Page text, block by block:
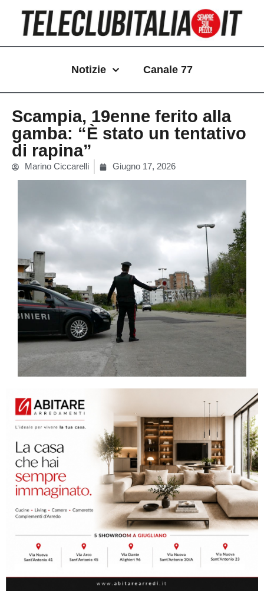
contenuto
Notizie Canale 77
Scampia, 19enne ferito alla
gamba: “È stato un tentativo
di rapina”
Marino Ciccarelli Giugno 17, 2026